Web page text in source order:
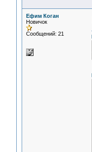
Ефим Коган
Новичок
Сообщений: 21